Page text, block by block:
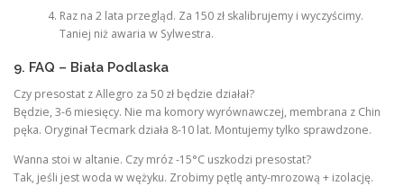
Raz na 2 lata przegląd. Za 150 zł skalibrujemy i wyczyścimy.
Taniej niż awaria w Sylwestra.
9. FAQ – Biała Podlaska
Czy presostat z Allegro za 50 zł będzie działał?
Będzie, 3-6 miesięcy. Nie ma komory wyrównawczej, membrana z Chin
pęka. Oryginał Tecmark działa 8-10 lat. Montujemy tylko sprawdzone.
Wanna stoi w altanie. Czy mróz -15°C uszkodzi presostat?
Tak, jeśli jest woda w wężyku. Zrobimy pętlę anty-mrozową + izolację.